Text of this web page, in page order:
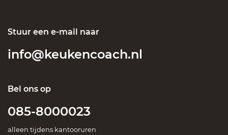
Stuur een e-mail naar
info@keukencoach.nl
Bel ons op
085-8000023
alleen tijdens kantooruren